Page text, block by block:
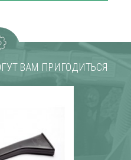
ВАМ ПРИГОДИТЬСЯ